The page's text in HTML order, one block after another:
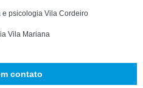
psicologia Vila Cordeiro
Vila Mariana
contato